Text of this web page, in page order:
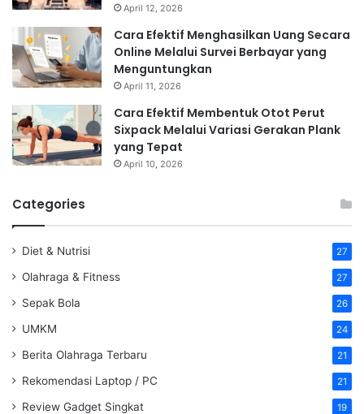
April 12, 2026
Cara Efektif Menghasilkan Uang Secara
Online Melalui Survei Berbayar yang
Menguntungkan
April 11, 2026
Cara Efektif Membentuk Otot Perut
Sixpack Melalui Variasi Gerakan Plank
yang Tepat
April 10, 2026
Categories
Diet & Nutrisi 27
Olahraga & Fitness 27
Sepak Bola 26
UMKM 24
Berita Olahraga Terbaru 21
Rekomendasi Laptop / PC 21
Review Gadget Singkat 19